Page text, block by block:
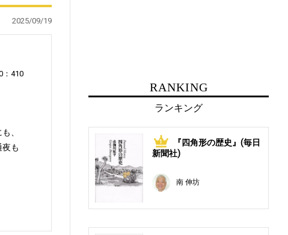
2025/09/19
：410
、
も
RANKING
ランキング
1
『四角形の歴史』(毎日
新聞社)
南 伸坊